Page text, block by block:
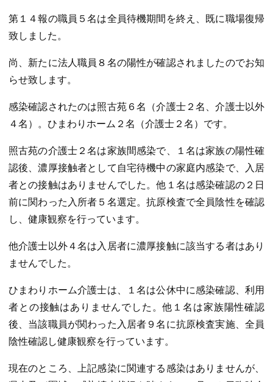
第１４報の職員５名は全員待機期間を終え、既に職場復帰
致しました。
尚、新たに法人職員８名の陽性が確認されましたのでお知
らせ致します。
感染確認されたのは照古苑６名（介護士２名、介護士以外
４名）。ひまわりホーム２名（介護士２名）です。
照古苑の介護士２名は家族間感染で、１名は家族の陽性確
認後、濃厚接触者として自宅待機中の家庭内感染で、入居
者との接触はありませんでした。他１名は感染確認の２日
前に関わった入所者５名選定。抗原検査で全員陰性を確認
し、健康観察を行っています。
他介護士以外４名は入居者に濃厚接触に該当する者はあり
ませんでした。
ひまわりホーム介護士は、１名は公休中に感染確認、利用
者との接触はありませんでした。他１名は家族陽性確認
後、当該職員が関わった入居者９名に抗原検査実施、全員
陰性確認し健康観察を行っています。
現在のところ、上記感染に関連する感染はありませんが、